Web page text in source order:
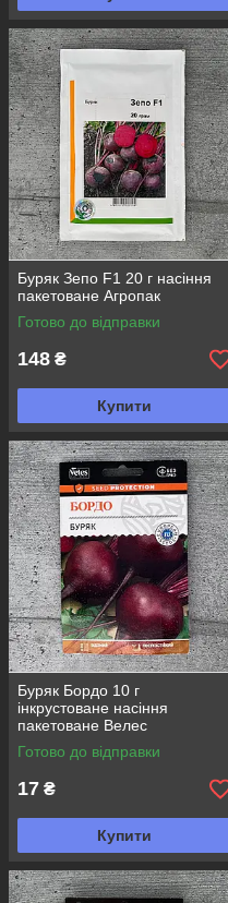
Буряк Зепо F1 20 г насіння
пакетоване Агропак
Готово до відправки
148 ₴
Купити
Буряк Бордо 10 г
інкрустоване насіння
пакетоване Велес
Готово до відправки
17 ₴
Купити